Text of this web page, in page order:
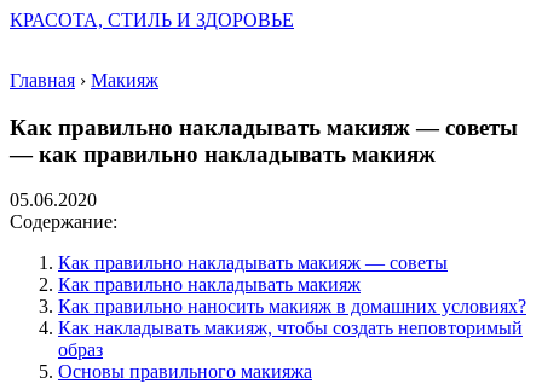
КРАСОТА, СТИЛЬ И ЗДОРОВЬЕ
Главная › Макияж
Как правильно накладывать макияж — советы
— как правильно накладывать макияж
05.06.2020
Содержание:
Как правильно накладывать макияж — советы
Как правильно накладывать макияж
Как правильно наносить макияж в домашних условиях?
Как накладывать макияж, чтобы создать неповторимый
образ
Основы правильного макияжа